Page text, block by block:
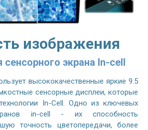
изображения
сенсорного экрана In-cell
высококачественные яркие 9.5
сенсорные дисплеи, которые
In-Cell. Одно из ключевых
in-cell - их способность
точность цветопередачи, более